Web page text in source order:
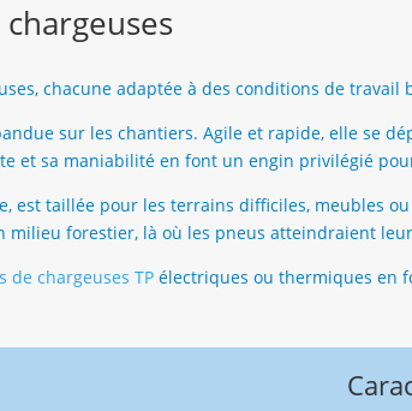
chacune adaptée à des conditions de travail
sur les chantiers. Agile et rapide, elle se
et sa maniabilité en font un engin privilégié
est taillée pour les terrains difficiles, meubles
milieu forestier, là où les pneus atteindraient
de chargeuses TP électriques ou thermiques en